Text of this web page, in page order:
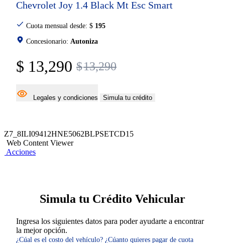
Chevrolet Joy 1.4 Black Mt Esc Smart
Cuota mensual desde: $ 195
Concesionario: Autoniza
$ 13,290 $13,290
Legales y condiciones Simula tu crédito
Z7_8ILI09412HNE5062BLPSETCD15
Web Content Viewer
Acciones
Simula tu Crédito Vehicular
Ingresa los siguientes datos para poder ayudarte a encontrar
la mejor opción.
¿Cúal es el costo del vehículo? ¿Cúanto quieres pagar de cuota